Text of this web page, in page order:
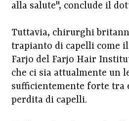
alla salute", conclude il
Tuttavia, chirurghi
trapianto di capelli come
Farjo del Farjo Hair
che ci sia attualmente un
sufficientemente forte tra
perdita di capelli.